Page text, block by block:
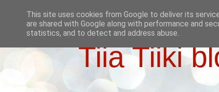
Tiia Tiiki
This site uses cookies from Google to deliver its
are shared with Google along with performance and
statistics, and to detect and address abuse.